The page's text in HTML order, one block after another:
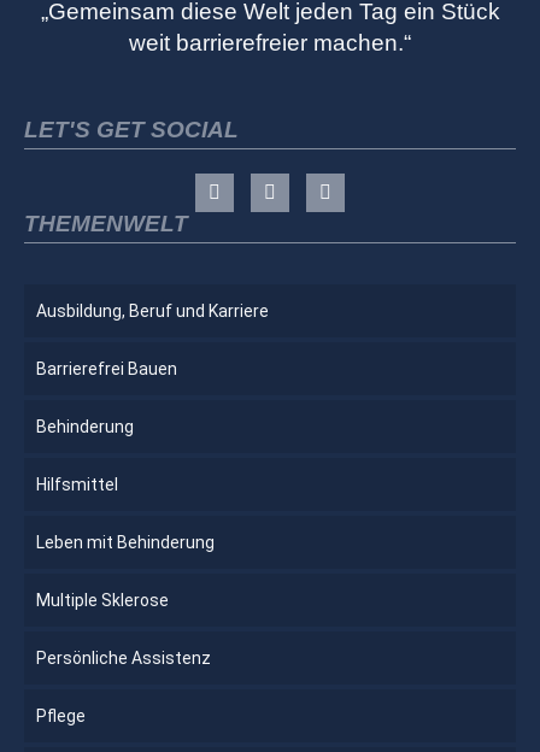
„Gemeinsam diese Welt jeden Tag ein Stück
weit barrierefreier machen.“
LET'S GET SOCIAL
THEMENWELT
Ausbildung, Beruf und Karriere
Barrierefrei Bauen
Behinderung
Hilfsmittel
Leben mit Behinderung
Multiple Sklerose
Persönliche Assistenz
Pflege